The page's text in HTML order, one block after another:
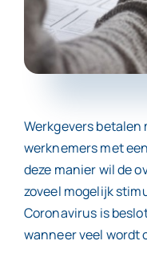
Werkgevers betalen
werknemers met
deze manier wil de
zoveel mogelijk
Coronavirus is
wanneer veel wordt